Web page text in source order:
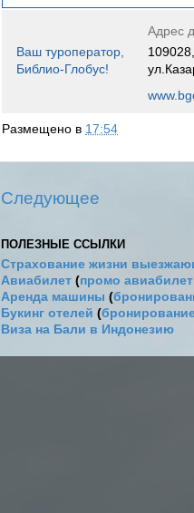
Адрес
Ваш туроператор,
Библио-Глобус!
Размещено в 17:54
Следующее
ПОЛЕЗНЫЕ ССЫЛКИ
Страхование жизни
Авиабилет (промо
Аренда машины (
Букинг отелей (
Виза на Бали в Индонезию